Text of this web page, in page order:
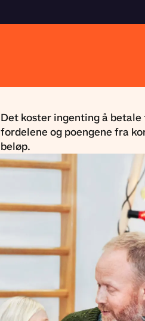
Det koster ingenting å
fordelene og poengene fra
beløp.